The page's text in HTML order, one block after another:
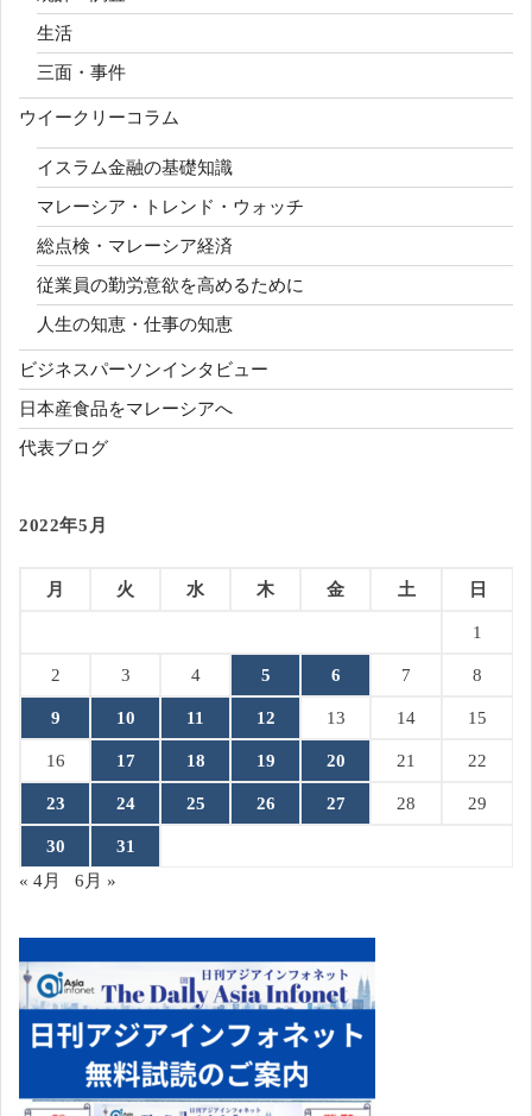
生活
三面・事件
ウイークリーコラム
イスラム金融の基礎知識
マレーシア・トレンド・ウォッチ
総点検・マレーシア経済
従業員の勤労意欲を高めるために
人生の知恵・仕事の知恵
ビジネスパーソンインタビュー
日本産食品をマレーシアへ
代表ブログ
2022年5月
月 火 水 木 金 土 日
1
2 3 4 5 6 7 8
9 10 11 12 13 14 15
16 17 18 19 20 21 22
23 24 25 26 27 28 29
30
31
« 4月
6月 »